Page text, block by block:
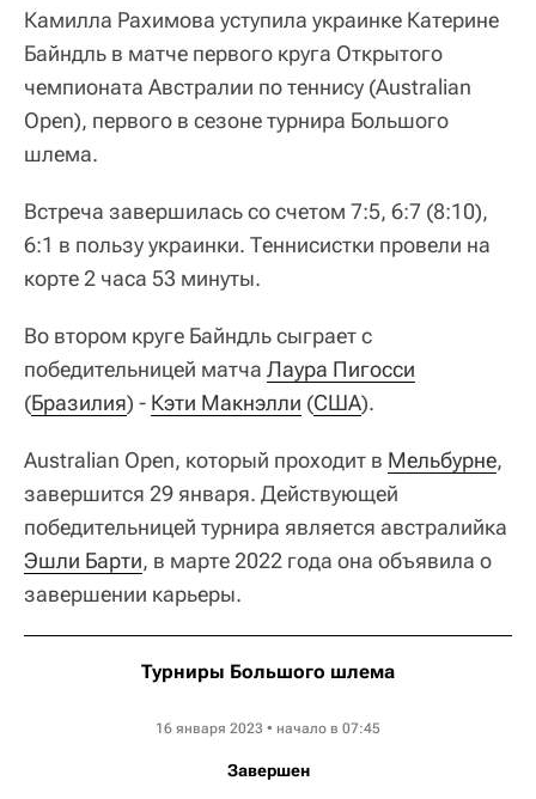
Камилла Рахимова уступила украинке Катерине
Байндль в матче первого круга Открытого
чемпионата Австралии по теннису (Australian
Open), первого в сезоне турнира Большого
шлема.
Встреча завершилась со счетом 7:5, 6:7 (8:10),
6:1 в пользу украинки. Теннисистки провели на
корте 2 часа 53 минуты.
Во втором круге Байндль сыграет с
победительницей матча Лаура Пигосси
(Бразилия) - Кэти Макнэлли (США).
Australian Open, который проходит в Мельбурне,
завершится 29 января. Действующей
победительницей турнира является австралийка
Эшли Барти, в марте 2022 года она объявила о
завершении карьеры.
Турниры Большого шлема
16 января 2023 • начало в 07:45
Завершен